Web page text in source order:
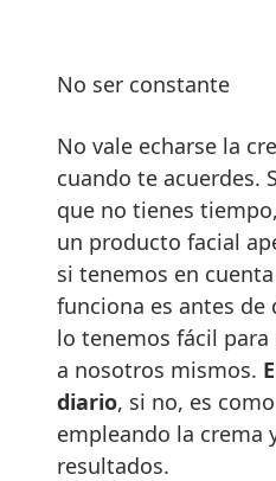
No ser constante
No vale echarse la
cuando te acuerdes.
que no tienes
un producto facial
si tenemos en
funciona es antes de
lo tenemos fácil
a nosotros mismos.
diario, si no, es
empleando la crema
resultados.